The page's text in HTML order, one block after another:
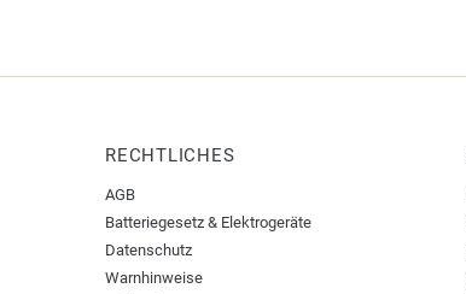
RECHTLICHES
AGB
Batteriegesetz & Elektrogeräte
Datenschutz
Warnhinweise